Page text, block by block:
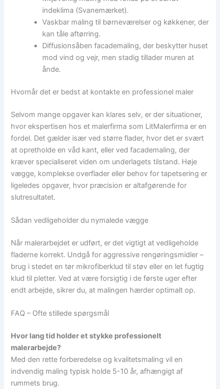
indeklima (Svanemærket).
Vaskbar maling til børneværelser og køkkener, der
kan tåle aftørring.
Diffusionsåben facademaling, der beskytter huset
mod vind og vejr, men stadig tillader muren at
ånde.
Hvornår det er bedst at kontakte en professionel maler
Selvom mange opgaver kan klares selv, er der situationer,
hvor ekspertisen hos et malerfirma som LitMalerfirma er en
fordel. Det gælder især ved større flader, hvor det er svært
at opretholde en våd kant, eller ved facademaling, der
kræver specialiseret viden om underlagets tilstand. Høje
vægge, komplekse overflader eller behov for tapetsering er
ligeledes opgaver, hvor præcision er altafgørende for
slutresultatet.
Sådan vedligeholder du nymalede vægge
Når malerarbejdet er udført, er det vigtigt at vedligeholde
fladerne korrekt. Undgå for aggressive rengøringsmidler –
brug i stedet en tør mikrofiberklud til støv eller en let fugtig
klud til pletter. Ved at være forsigtig i de første uger efter
endt arbejde, sikrer du, at malingen hærder optimalt op.
FAQ – Ofte stillede spørgsmål
Hvor lang tid holder et stykke professionelt
malerarbejde?
Med den rette forberedelse og kvalitetsmaling vil en
indvendig maling typisk holde 5-10 år, afhængigt af
rummets brug.